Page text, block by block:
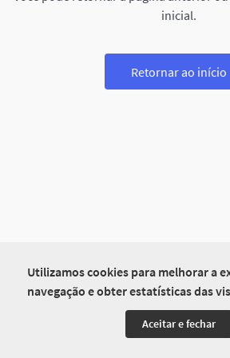
Utilizamos cookies para melhorar a
navegação e obter estatísticas das
Aceitar e fechar
inicial.
Retornar ao início